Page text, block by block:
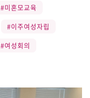
#미혼모교육
#이주여성자립
#여성회의